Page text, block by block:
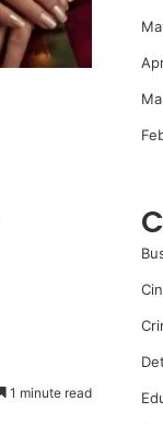
1 minute read